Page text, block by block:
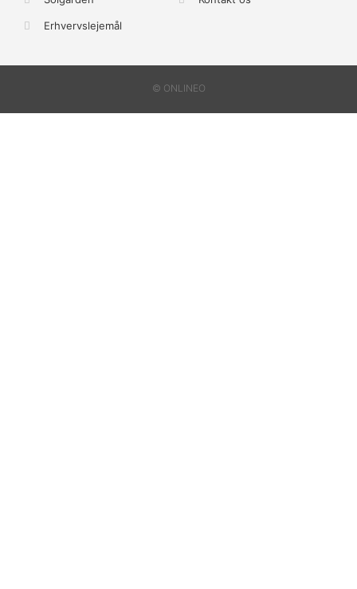
Erhvervslejemål
© ONLINEO